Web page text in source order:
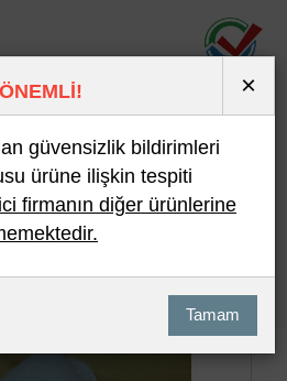
En Çok İncelenen
ÖNEMLİ! ×
güvensizlik bildirimleri
ürüne ilişkin tespiti
firmanın diğer ürünlerine
Tamam